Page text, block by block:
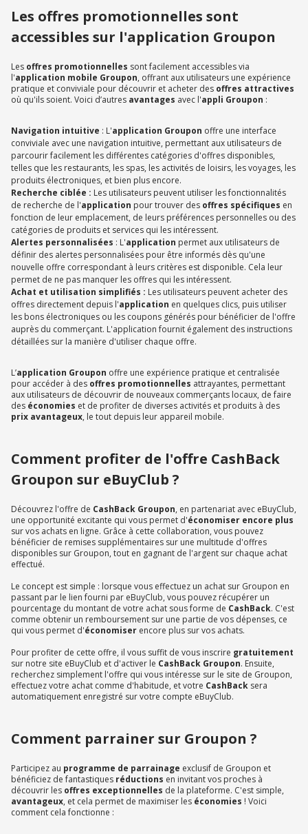
Les offres promotionnelles sont
accessibles sur l'application Groupon
Les offres promotionnelles sont facilement accessibles via
l'application mobile Groupon, offrant aux utilisateurs une expérience
pratique et conviviale pour découvrir et acheter des offres attractives
où qu'ils soient. Voici d’autres avantages avec l'appli Groupon :
Navigation intuitive : L'application Groupon offre une interface
conviviale avec une navigation intuitive, permettant aux utilisateurs de
parcourir facilement les différentes catégories d'offres disponibles,
telles que les restaurants, les spas, les activités de loisirs, les voyages, les
produits électroniques, et bien plus encore.
Recherche ciblée : Les utilisateurs peuvent utiliser les fonctionnalités
de recherche de l'application pour trouver des offres spécifiques en
fonction de leur emplacement, de leurs préférences personnelles ou des
catégories de produits et services qui les intéressent.
Alertes personnalisées : L'application permet aux utilisateurs de
définir des alertes personnalisées pour être informés dès qu'une
nouvelle offre correspondant à leurs critères est disponible. Cela leur
permet de ne pas manquer les offres qui les intéressent.
Achat et utilisation simplifiés : Les utilisateurs peuvent acheter des
offres directement depuis l'application en quelques clics, puis utiliser
les bons électroniques ou les coupons générés pour bénéficier de l'offre
auprès du commerçant. L'application fournit également des instructions
détaillées sur la manière d'utiliser chaque offre.
L’application Groupon offre une expérience pratique et centralisée
pour accéder à des offres promotionnelles attrayantes, permettant
aux utilisateurs de découvrir de nouveaux commerçants locaux, de faire
des économies et de profiter de diverses activités et produits à des
prix avantageux, le tout depuis leur appareil mobile.
Comment profiter de l'offre CashBack
Groupon sur eBuyClub ?
Découvrez l'offre de CashBack Groupon, en partenariat avec eBuyClub,
une opportunité excitante qui vous permet d'économiser encore plus
sur vos achats en ligne. Grâce à cette collaboration, vous pouvez
bénéficier de remises supplémentaires sur une multitude d'offres
disponibles sur Groupon, tout en gagnant de l'argent sur chaque achat
effectué.
Le concept est simple : lorsque vous effectuez un achat sur Groupon en
passant par le lien fourni par eBuyClub, vous pouvez récupérer un
pourcentage du montant de votre achat sous forme de CashBack. C'est
comme obtenir un remboursement sur une partie de vos dépenses, ce
qui vous permet d'économiser encore plus sur vos achats.
Pour profiter de cette offre, il vous suffit de vous inscrire gratuitement
sur notre site eBuyClub et d'activer le CashBack Groupon. Ensuite,
recherchez simplement l'offre qui vous intéresse sur le site de Groupon,
effectuez votre achat comme d'habitude, et votre CashBack sera
automatiquement enregistré sur votre compte eBuyClub.
Comment parrainer sur Groupon ?
Participez au programme de parrainage exclusif de Groupon et
bénéficiez de fantastiques réductions en invitant vos proches à
découvrir les offres exceptionnelles de la plateforme. C'est simple,
avantageux, et cela permet de maximiser les économies ! Voici
comment cela fonctionne :